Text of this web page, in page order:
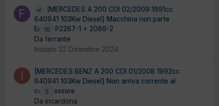
10
[MERCEDES A 200 CDI 02/2009 1991cc
640941 103Kw Diesel] Macchina non parte
Errore P2267-1 + 2086-2
Da ferrante
Iniziato 22 Dicembre 2024
5
[MERCEDES BENZ A 200 CDI 01/2008 1992cc
640941 103Kw Diesel] Non arriva corrente al
compressore
Da incardona